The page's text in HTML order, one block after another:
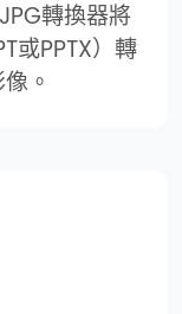
轉換器將
或PPTX）轉
。